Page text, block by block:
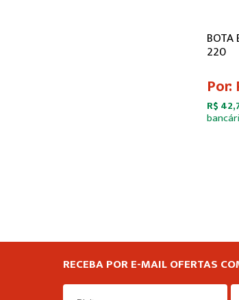
BOTA
220
Por:
R$
RECEBA POR E-MAIL OFERTAS